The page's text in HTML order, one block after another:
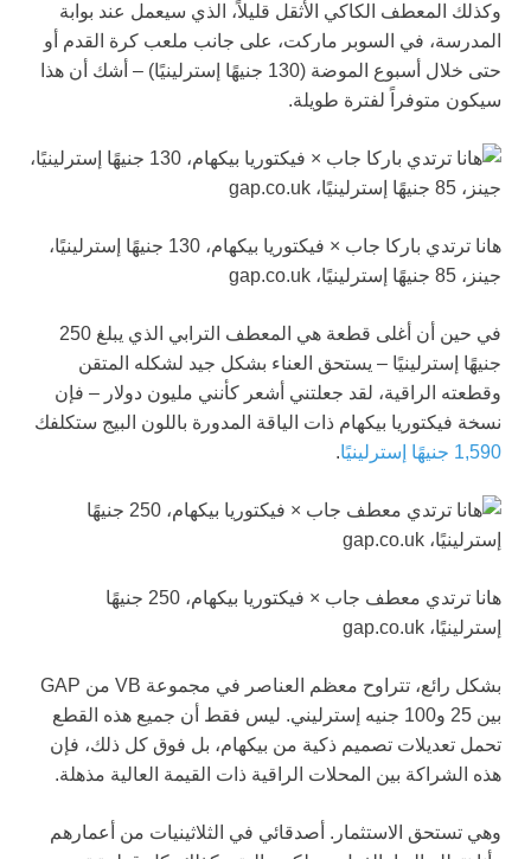
وكذلك المعطف الكاكي الأثقل قليلاً، الذي سيعمل عند بوابة
المدرسة، في السوبر ماركت، على جانب ملعب كرة القدم أو
حتى خلال أسبوع الموضة (130 جنيهًا إسترلينيًا) – أشك أن هذا
سيكون متوفراً لفترة طويلة.
هانا ترتدي باركا جاب × فيكتوريا بيكهام، 130 جنيهًا إسترلينيًا،
جينز، 85 جنيهًا إسترلينيًا، gap.co.uk
في حين أن أغلى قطعة هي المعطف الترابي الذي يبلغ 250
جنيهًا إسترلينيًا – يستحق العناء بشكل جيد لشكله المتقن
وقطعته الراقية، لقد جعلتني أشعر كأنني مليون دولار – فإن
نسخة فيكتوريا بيكهام ذات الياقة المدورة باللون البيج ستكلفك
1,590 جنيهًا إسترلينيًا
.
هانا ترتدي معطف جاب × فيكتوريا بيكهام، 250 جنيهًا
إسترلينيًا، gap.co.uk
بشكل رائع، تتراوح معظم العناصر في مجموعة VB من GAP
بين 25 و100 جنيه إسترليني. ليس فقط أن جميع هذه القطع
تحمل تعديلات تصميم ذكية من بيكهام، بل فوق كل ذلك، فإن
هذه الشراكة بين المحلات الراقية ذات القيمة العالية مذهلة.
وهي تستحق الاستثمار. أصدقائي في الثلاثينيات من أعمارهم